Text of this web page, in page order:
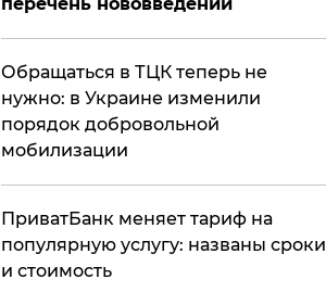
Обращаться в ТЦК теперь не
нужно: в Украине изменили
порядок добровольной
мобилизации
ПриватБанк меняет тариф на
популярную услугу: названы сроки
и стоимость